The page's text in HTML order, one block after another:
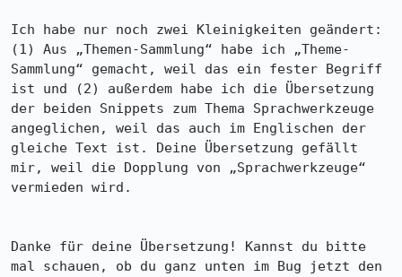
Ich habe nur noch zwei Kleinigkeiten geändert:
(1) Aus „Themen-Sammlung“ habe ich „Theme-
Sammlung“ gemacht, weil das ein fester Begriff
ist und (2) außerdem habe ich die Übersetzung
der beiden Snippets zum Thema Sprachwerkzeuge
angeglichen, weil das auch im Englischen der
gleiche Text ist. Deine Übersetzung gefällt
mir, weil die Dopplung von „Sprachwerkzeuge“
vermieden wird.
Danke für deine Übersetzung! Kannst du bitte
mal schauen, ob du ganz unten im Bug jetzt den